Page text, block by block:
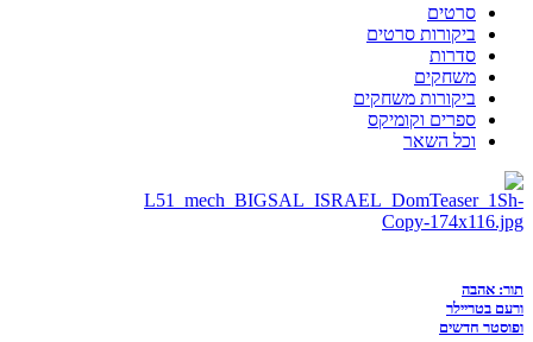
סרטים
ביקורות סרטים
סדרות
משחקים
ביקורות משחקים
ספרים וקומיקס
וכל השאר
תור: אהבה
ורעם בטריילר
ופוסטר חדשים